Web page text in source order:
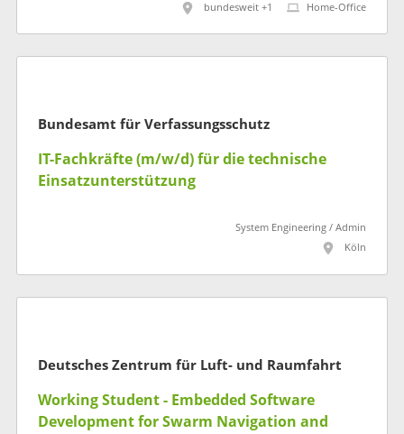
bundesweit +1
Home-Office
Bundesamt für Verfassungsschutz
IT-Fachkräfte (m/w/d) für die technische
Einsatzunterstützung
System Engineering / Admin
Köln
Deutsches Zentrum für Luft- und Raumfahrt
Working Student - Embedded Software
Development for Swarm Navigation and